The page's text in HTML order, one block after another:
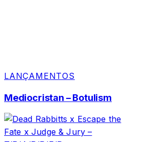
LANÇAMENTOS
Mediocristan – Botulism